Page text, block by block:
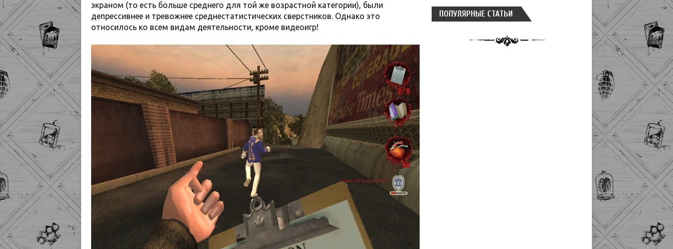
экраном (то есть больше среднего для той же возрастной категории), были
депрессивнее и тревожнее среднестатистических сверстников. Однако это
относилось ко всем видам деятельности, кроме видеоигр!
ПОПУЛЯРНЫЕ СТАТЬИ